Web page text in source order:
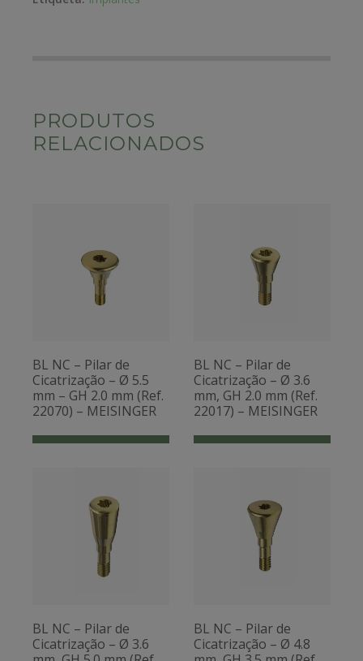
PRODUTOS
RELACIONADOS
BL NC – Pilar de
Cicatrização – Ø 5.5
mm – GH 2.0 mm (Ref.
22070) – MEISINGER
BL NC – Pilar de
Cicatrização – Ø 3.6
mm, GH 2.0 mm (Ref.
22017) – MEISINGER
BL NC – Pilar de
Cicatrização – Ø 3.6
BL NC – Pilar de
Cicatrização – Ø 4.8